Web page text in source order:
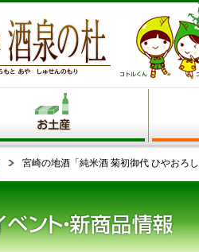
宮崎の地酒「純米酒 菊初御代 ひやおろ